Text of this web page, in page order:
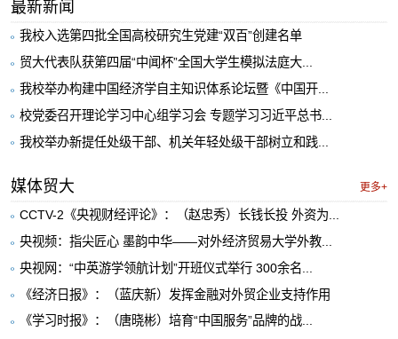
最新新闻
我校入选第四批全国高校研究生党建“双百”创建名单
贸大代表队获第四届“中闻杯”全国大学生模拟法庭大...
我校举办构建中国经济学自主知识体系论坛暨《中国开...
校党委召开理论学习中心组学习会 专题学习习近平总书...
我校举办新提任处级干部、机关年轻处级干部树立和践...
媒体贸大 更多+
CCTV-2《央视财经评论》：（赵忠秀）长钱长投 外资为...
央视频：指尖匠心 墨韵中华——对外经济贸易大学外教...
央视网：“中英游学领航计划”开班仪式举行 300余名...
《经济日报》：（蓝庆新）发挥金融对外贸企业支持作用
《学习时报》：（唐晓彬）培育“中国服务”品牌的战...